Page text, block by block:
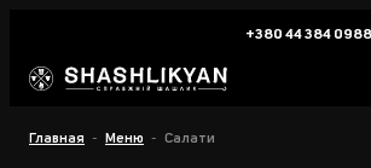
+380 44 384 0988
Главная Меню Салати